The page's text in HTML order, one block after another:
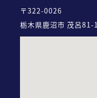
〒322-0026
栃木県鹿沼市 茂呂81-1